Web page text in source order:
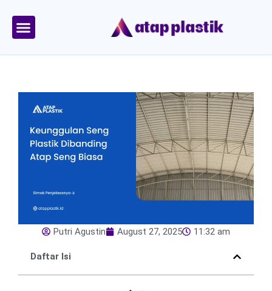
content
Putri Agustin August 27, 2025 11:32 am
Daftar Isi